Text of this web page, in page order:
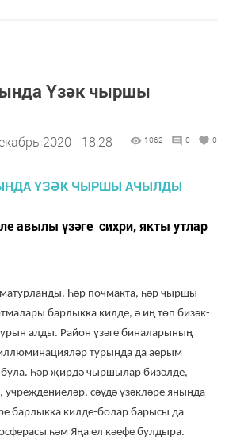
Үзәк чыршы
2020 - 18:28 1062 0 0
авылы үзәге сихри, якты утлар
матурланды. Һәр почмакта, һәр чыршы
барлыкка килде, ә иң төп бизәк-
урын алды. Район үзәге биналарының
минацияләр турында да аерым
Һәр җирдә чыршылар бизәлде,
сәүдә үзәкләре янында
барлыкка килде-болар барысы да
һәм Яңа ел кәефе булдыра.